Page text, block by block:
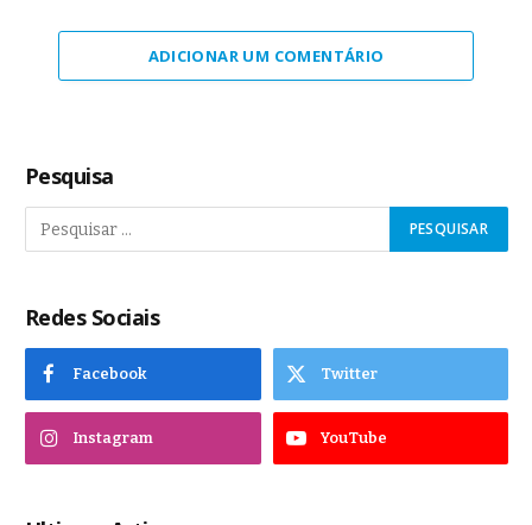
ADICIONAR UM COMENTÁRIO
Pesquisa
Redes Sociais
Facebook Twitter
Instagram YouTube